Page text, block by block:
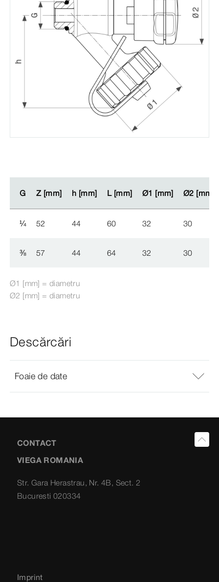
G Z [mm] h [mm] L [mm] Ø1 [mm] Ø2 [mm]
G Z [mm] h [mm] L [mm] Ø1 [mm] Ø2 [mm]
¼ 52 44 60 32 30
⅜ 57 44 64 32 30
Ø1 [mm] = diametru
Ø2 [mm] = diametru
Descărcări
Foaie de date
CONTACT
VIEGA ROMANIA
Str. Gara Herastrau, Nr. 4B, Sect. 2
Bucuresti 020334
Imprint